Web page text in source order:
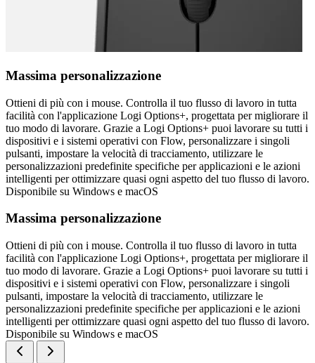
Massima personalizzazione
Ottieni di più con i mouse. Controlla il tuo flusso di lavoro in tutta
facilità con l'applicazione Logi Options+, progettata per migliorare il
tuo modo di lavorare. Grazie a Logi Options+ puoi lavorare su tutti i
dispositivi e i sistemi operativi con Flow, personalizzare i singoli
pulsanti, impostare la velocità di tracciamento, utilizzare le
personalizzazioni predefinite specifiche per applicazioni e le azioni
intelligenti per ottimizzare quasi ogni aspetto del tuo flusso di lavoro.
Disponibile su Windows e macOS
Massima personalizzazione
Ottieni di più con i mouse. Controlla il tuo flusso di lavoro in tutta
facilità con l'applicazione Logi Options+, progettata per migliorare il
tuo modo di lavorare. Grazie a Logi Options+ puoi lavorare su tutti i
dispositivi e i sistemi operativi con Flow, personalizzare i singoli
pulsanti, impostare la velocità di tracciamento, utilizzare le
personalizzazioni predefinite specifiche per applicazioni e le azioni
intelligenti per ottimizzare quasi ogni aspetto del tuo flusso di lavoro.
Disponibile su Windows e macOS